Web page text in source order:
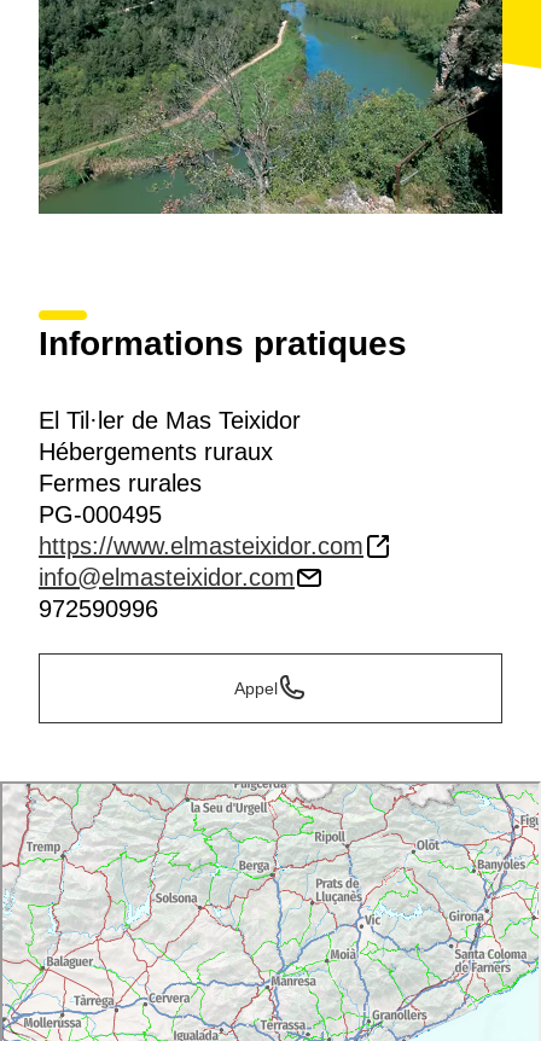
Informations pratiques
El Til·ler de Mas Teixidor
Hébergements ruraux
Fermes rurales
PG-000495
https://www.elmasteixidor.com
info@elmasteixidor.com
972590996
Appel